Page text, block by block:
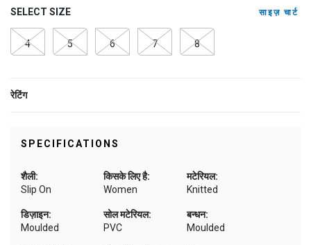
SELECT SIZE साइज़ चार्ट
4 5 6 7 8
रेटिंग
SPECIFICATIONS
शैली:
Slip On
किसके लिए है:
Women
मटेरियल:
Knitted
डिज़ाइन:
Moulded
सोल मटेरियल:
PVC
बन्धन:
Moulded